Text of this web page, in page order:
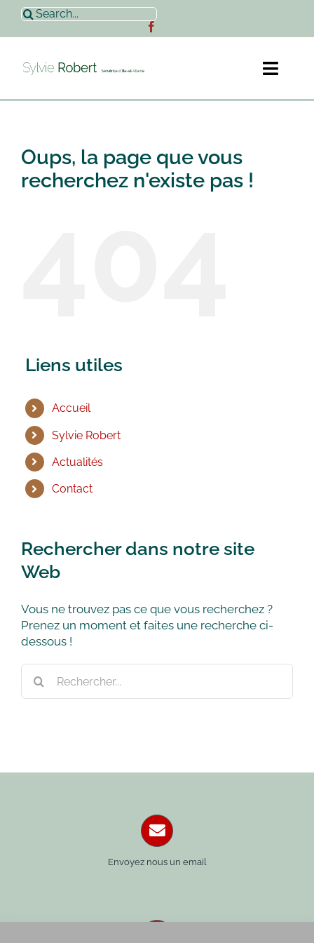
Passer
contenu
Rechercher:
Sylvie Robert
Oups, la page que vous
recherchez n'existe pas !
Liens utiles
Accueil
Sylvie Robert
Actualités
Contact
Rechercher dans notre site
Web
Vous ne trouvez pas ce que vous recherchez ?
Prenez un moment et faites une recherche ci-
dessous !
Envoyez nous un email